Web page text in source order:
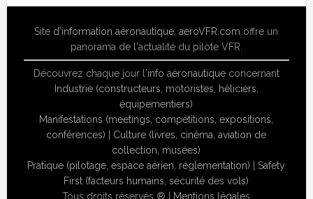
Site d'information aéronautique,aeroVFR.com offre un
panorama de l'actualité du pilote VFR.
Découvrez chaque jour l'info aéronautiqueconcernant
Industrie (constructeurs, motoristes, héliciers,
équipementiers)
Manifestations (meetings, compétitions, expositions,
conférences)
Culture (livres, cinéma, aviation de
collection, musées)
Pratique (pilotage, espace aérien, réglementation) |Safety
First (facteurs humains, sécurité des vols)
Tous droits réservés ® | Mentions légales